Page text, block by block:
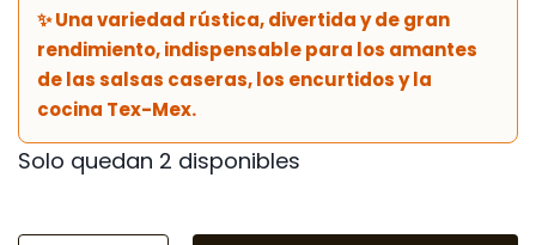
✨ Una variedad rústica, divertida y de gran
rendimiento, indispensable para los amantes
de las salsas caseras, los encurtidos y la
cocina Tex-Mex.
Solo quedan 2 disponibles